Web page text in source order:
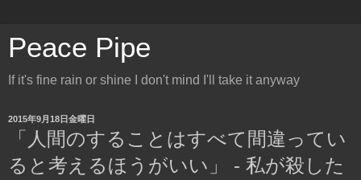
Peace Pipe
If it's fine rain or shine I don't mind I'll take it anyway
2015年9月18日金曜日
「人間のすることはすべて間違ってい
ると考えるほうがいい」 - 私が殺した